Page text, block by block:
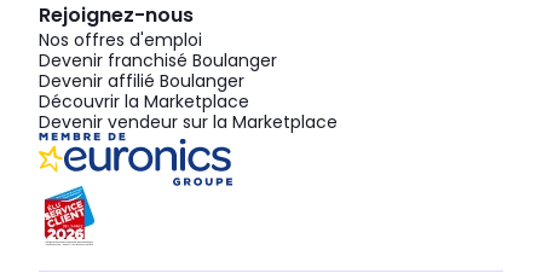
Rejoignez-nous
Nos offres d'emploi
Devenir franchisé Boulanger
Devenir affilié Boulanger
Découvrir la Marketplace
Devenir vendeur sur la Marketplace